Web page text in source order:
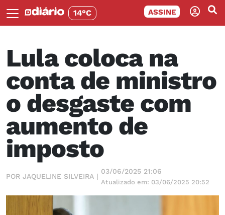
14°C ASSINE
Lula coloca na
conta de ministro
o desgaste com
aumento de
imposto
POR JAQUELINE SILVEIRA |
03/06/2025 21:06
Atualizado em: 03/06/2025 20:52